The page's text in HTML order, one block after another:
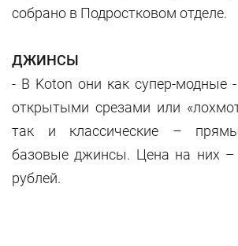
собрано в Подростковом отделе.
ДЖИНСЫ
- В Koton они как супер-модные
открытыми срезами или
так и классические –
базовые джинсы. Цена на них
рублей.